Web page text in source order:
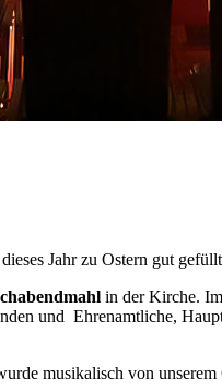
Jahr zu Ostern gut
in der Kirche.
und Ehrenamtliche,
musikalisch von